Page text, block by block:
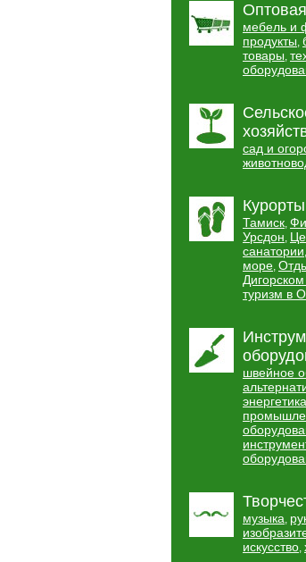
мебель и
продукты,
товары,
сад и
Тамиск,
Урсдон,
санатории,
море,
туризм в
швейное
энергетика
музыка,
искусство,